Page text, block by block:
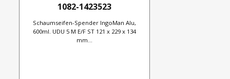
1082-1423523
Schaumseifen-Spender IngoMan Alu,
600ml. UDU 5 M E/F ST 121 x 229 x 134
mm...